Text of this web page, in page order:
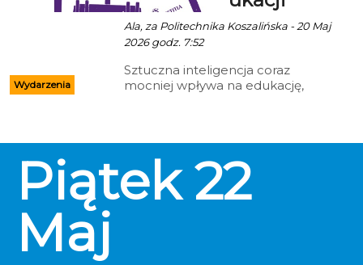
Wydarzenia
Ala, za Politechnika Koszalińska - 20 Maj
2026 godz. 7:52
Sztuczna inteligencja coraz
mocniej wpływa na edukację,
jak i wiele pytań dotyczących
odpowiedzialności, etyki,
bezpieczeństwa oraz granic
korzystania z nowych technologii.
Piątek 22
Maj